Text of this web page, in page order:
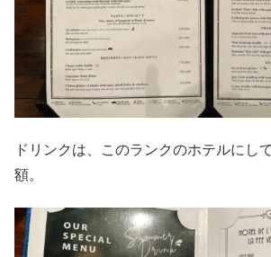
ドリンクは、このランクのホテルにし
額。